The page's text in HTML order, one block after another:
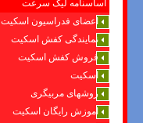
اساسنامه لیگ سرعت
اعضای فدراسیون اسکیت
نمایندگی کفش اسکیت
فروش کفش اسکیت
اسکیت
روشهای مربیگری
اموزش رایگان اسکیت